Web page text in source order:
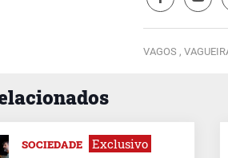
VAGOS ,
SOCIEDADE Exclusivo